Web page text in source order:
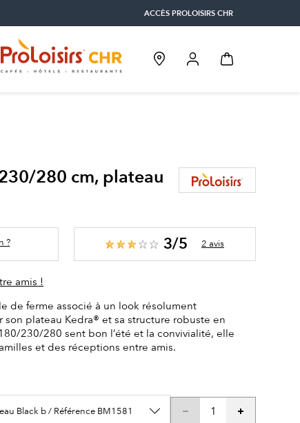
ACCÈS PROLOISIRS CHR
280 cm, plateau
? 3/5 2 avis
amis !
de ferme associé à un look résolument
plateau Kedra® et sa structure robuste en
230/280 sent bon l’été et la convivialité, elle
et des réceptions entre amis.
Black b / Référence BM1581